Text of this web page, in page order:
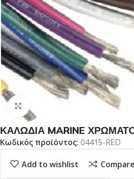
ΚΑΛΩΔΙΑ MARINE
Κωδικός προϊόντος: 04415-RED
Add to wishlist Compare